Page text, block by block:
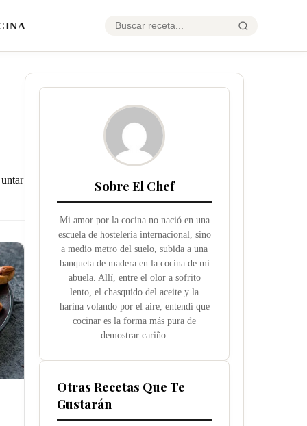
Sobre El Chef
Mi amor por la cocina no nació en una
escuela de hostelería internacional, sino
a medio metro del suelo, subida a una
banqueta de madera en la cocina de mi
abuela. Allí, entre el olor a sofrito
lento, el chasquido del aceite y la
harina volando por el aire, entendí que
cocinar es la forma más pura de
demostrar cariño.
Otras Recetas Que Te
Gustarán